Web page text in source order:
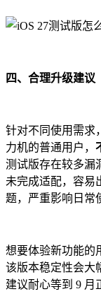
四、合理升级建议
针对不同使用需求
力机的普通用户，
测试版存在较多漏
未完成适配，容易
题，严重影响日常
想要体验新功能的
该版本稳定性会大
建议耐心等到 9 月